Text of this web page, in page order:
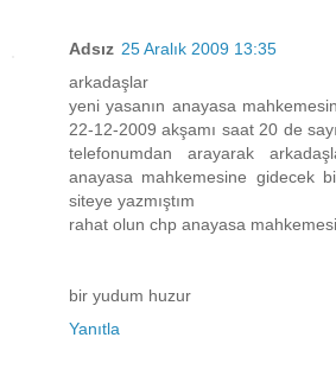
Adsız 25 Aralık 2009 13:35
arkadaşlar
yeni yasanın anayasa
22-12-2009 akşamı saat 20 de
telefonumdan arayarak
anayasa mahkemesine gidecek
siteye yazmıştım
rahat olun chp anayasa
bir yudum huzur
Yanıtla